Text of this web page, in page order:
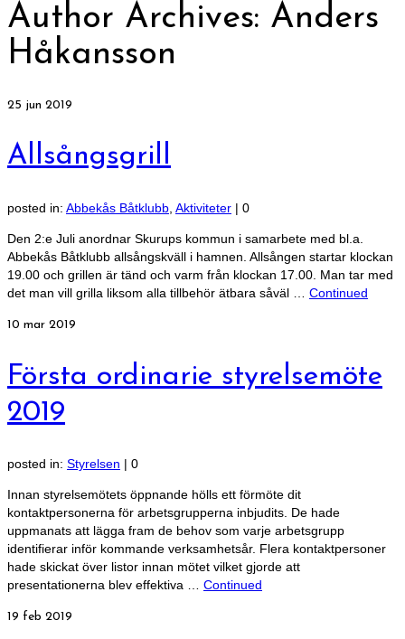
Author Archives: Anders
Håkansson
25 jun 2019
Allsångsgrill
posted in: Abbekås Båtklubb Aktiviteter | 0
Den 2:e Juli anordnar Skurups kommun i samarbete med bl.a.
Abbekås Båtklubb allsångskväll i hamnen. Allsången startar klockan
19.00 och grillen är tänd och varm från klockan 17.00. Man tar med
det man vill grilla liksom alla tillbehör ätbara såväl … Continued
10 mar 2019
Första ordinarie styrelsemöte
2019
posted in: Styrelsen | 0
Innan styrelsemötets öppnande hölls ett förmöte dit
kontaktpersonerna för arbetsgrupperna inbjudits. De hade
uppmanats att lägga fram de behov som varje arbetsgrupp
identifierar inför kommande verksamhetsår. Flera kontaktpersoner
hade skickat över listor innan mötet vilket gjorde att
presentationerna blev effektiva … Continued
19 feb 2019